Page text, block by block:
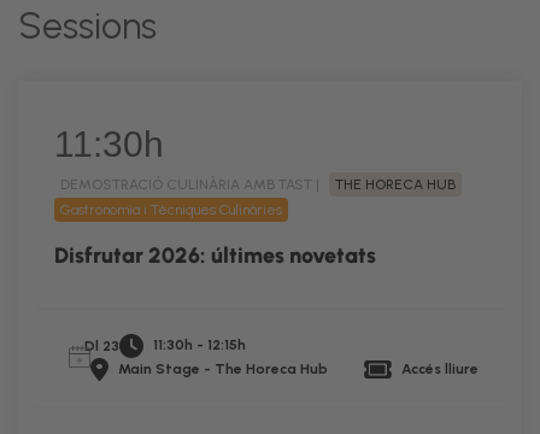
Sessions
11:30h
DEMOSTRACIÓ CULINÀRIA AMB TAST |
THE HORECA HUB
Gastronomia i Tècniques Culinàries
Disfrutar 2026: últimes novetats
Dl 23
11:30h - 12:15h
Main Stage - The Horeca Hub
Accés lliure